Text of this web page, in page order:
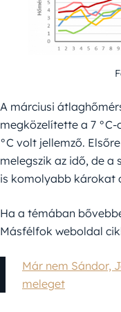
A márciusi
megközelítette a 7
°C volt jellemző.
melegszik az idő, de a
is komolyabb károkat
Ha a témában
Másfélfok weboldal
Már nem Sándor,
meleget